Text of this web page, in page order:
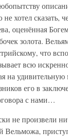
хотел сказать,
оценённая
золота.
что
всю
на удивительную
его в
с нами…
не произвели
Вельможа,